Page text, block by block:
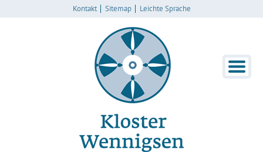
Kontakt Sitemap Leichte Sprache